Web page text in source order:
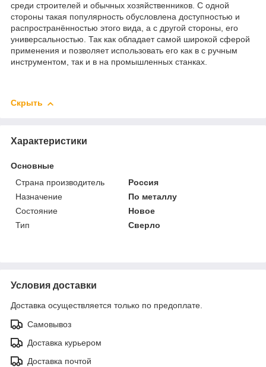
среди строителей и обычных хозяйственников. С одной
стороны такая популярность обусловлена доступностью и
распространённостью этого вида, а с другой стороны, его
универсальностью. Так как обладает самой широкой сферой
применения и позволяет использовать его как в с ручным
инструментом, так и в на промышленных станках.
Скрыть
Характеристики
Основные
Страна производитель
Россия
Назначение
По металлу
Состояние
Новое
Тип
Сверло
Условия доставки
Доставка осуществляется только по предоплате.
Самовывоз
Доставка курьером
Доставка почтой